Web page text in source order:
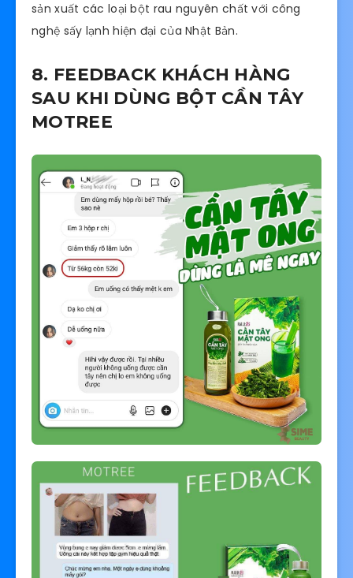
sản xuất các loại bột rau nguyên chất với công
nghệ sấy lạnh hiện đại của Nhật Bản.
8. FEEDBACK KHÁCH HÀNG
SAU KHI DÙNG BỘT CẦN TÂY
MOTREE